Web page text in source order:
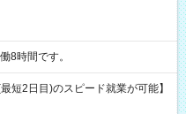
実働8時間です。
短2日目)のスピード就業が可能】